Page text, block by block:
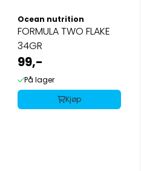
Ocean nutrition
FORMULA TWO FLAKE
34GR
99,-
På lager
Kjøp